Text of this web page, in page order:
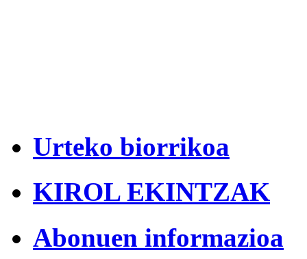
Urteko biorrikoa
KIROL EKINTZAK
Abonuen informazioa